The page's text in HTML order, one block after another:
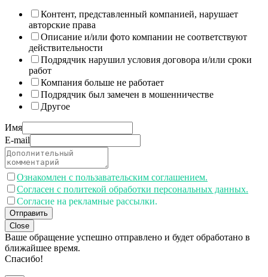
Контент, представленный компанией, нарушает
авторские права
Описание и/или фото компании не соответствуют
действительности
Подрядчик нарушил условия договора и/или сроки
работ
Компания больше не работает
Подрядчик был замечен в мошенничестве
Другое
Имя
E-mail
Ознакомлен с пользавательским соглашением.
Согласен с политекой обработки персональных данных.
Согласие на рекламные рассылки.
Отправить
Close
Ваше обращение успешно отправлено и будет обработано в
ближайшее время.
Спасибо!